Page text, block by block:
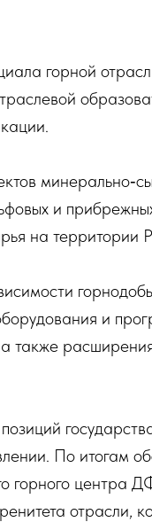
горной
и
на территории
и
также
По итогам
горного центра
отрасли,